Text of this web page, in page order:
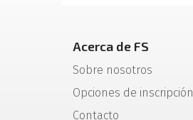
Acerca de FS
Sobre nosotros
Opciones de inscripción
Contacto